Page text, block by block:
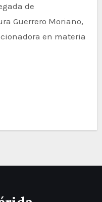
de
Guerrero Moriano,
en materia